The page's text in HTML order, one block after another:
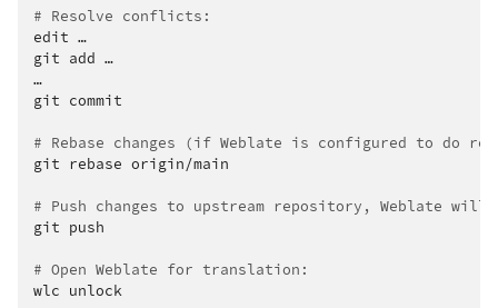
# Resolve conflicts:
edit …
git add …
…
git commit
# Rebase changes (if Weblate is configured to do
git rebase origin/main
# Push changes to upstream repository, Weblate
git push
# Open Weblate for translation:
wlc